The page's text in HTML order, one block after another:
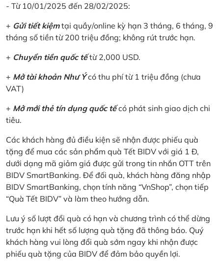
- Từ 10/01/2025 đến 28/02/2025:
+ Gửi tiết kiệmtại quầy/online kỳ hạn 3 tháng, 6 tháng, 9
tháng số tiền từ 200 triệu đồng; không rút trước hạn.
+ Chuyển tiền quốc tếtừ 2,000 USD.
+ Mở tài khoản Như Ýcó thu phí từ 1 triệu đồng (chưa
VAT)
+ Mở mới thẻ tín dụng quốc tếcó phát sinh giao dịch chi
tiêu.
Các khách hàng đủ điều kiện sẽ nhận được phiếu quà
tặng để mua các sản phẩm quà Tết BIDV với giá 1 Đ,
dưới dạng mã giảm giá được gửi trong tin nhắn OTT trên
BIDV SmartBanking. Để đối quà, khách hàng đăng nhập
BIDV SmartBanking, chọn tính năng “VnShop”, chọn tiếp
“Quà Tết BIDV” và làm theo hướng dẫn.
Lưu ý số lượt đổi quà có hạn và chương trình có thể dừng
trước hạn khi hết số lượng quà tặng đã thông báo. Quý
khách hàng vui lòng đổi quà sớm ngay khi nhận được
phiếu quà tặng của BIDV để đảm bảo quyền lợi.